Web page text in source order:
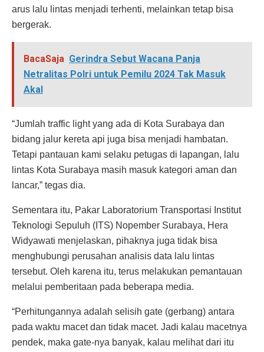
arus lalu lintas menjadi terhenti, melainkan tetap bisa
bergerak.
BacaSaja Gerindra Sebut Wacana Panja
Netralitas Polri untuk Pemilu 2024 Tak Masuk
Akal
“Jumlah traffic light yang ada di Kota Surabaya dan
bidang jalur kereta api juga bisa menjadi hambatan.
Tetapi pantauan kami selaku petugas di lapangan, lalu
lintas Kota Surabaya masih masuk kategori aman dan
lancar,” tegas dia.
Sementara itu, Pakar Laboratorium Transportasi Institut
Teknologi Sepuluh (ITS) Nopember Surabaya, Hera
Widyawati menjelaskan, pihaknya juga tidak bisa
menghubungi perusahan analisis data lalu lintas
tersebut. Oleh karena itu, terus melakukan pemantauan
melalui pemberitaan pada beberapa media.
“Perhitungannya adalah selisih gate (gerbang) antara
pada waktu macet dan tidak macet. Jadi kalau macetnya
pendek, maka gate-nya banyak, kalau melihat dari itu